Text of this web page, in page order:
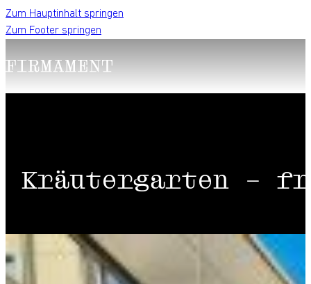
Zum Hauptinhalt springen
Zum Footer springen
Kräutergarten –